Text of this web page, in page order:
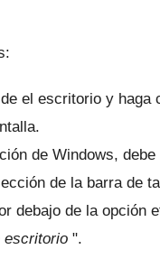
el escritorio y
de Windows,
de la barra de
debajo de la opción
escritorio ".